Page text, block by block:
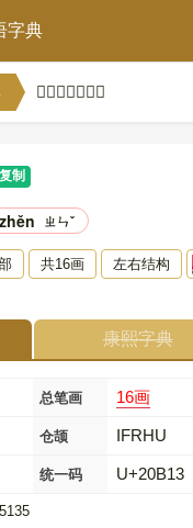
字典
𠬓的意思和解释
复制
zhěn ㄓㄣˇ
共16画 左右结构
康熙字典
总笔画 16画
仓颉 IFRHU
统一码 U+20B13